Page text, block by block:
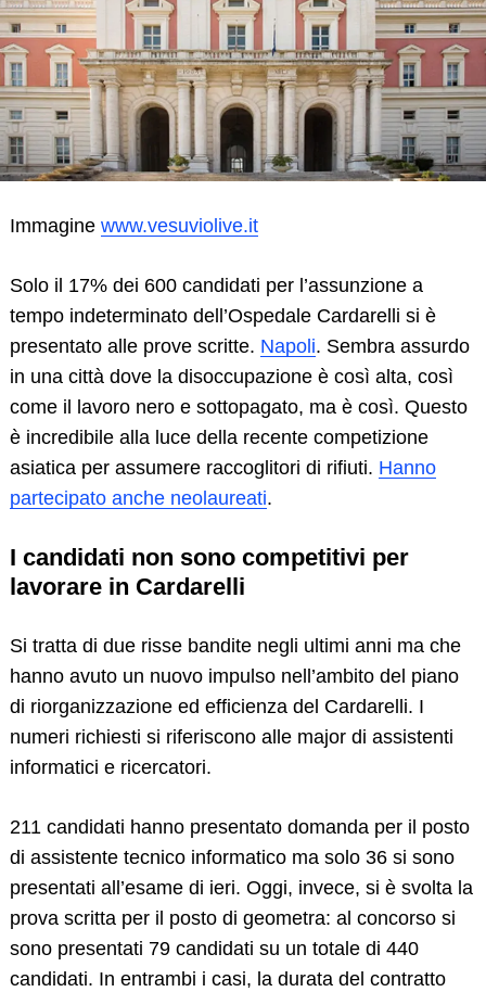
Immagine www.vesuviolive.it
Solo il 17% dei 600 candidati per l’assunzione a
tempo indeterminato dell’Ospedale Cardarelli si è
presentato alle prove scritte. Napoli. Sembra assurdo
in una città dove la disoccupazione è così alta, così
come il lavoro nero e sottopagato, ma è così. Questo
è incredibile alla luce della recente competizione
asiatica per assumere raccoglitori di rifiuti. Hanno
partecipato anche neolaureati.
I candidati non sono competitivi per
lavorare in Cardarelli
Si tratta di due risse bandite negli ultimi anni ma che
hanno avuto un nuovo impulso nell’ambito del piano
di riorganizzazione ed efficienza del Cardarelli. I
numeri richiesti si riferiscono alle major di assistenti
informatici e ricercatori.
211 candidati hanno presentato domanda per il posto
di assistente tecnico informatico ma solo 36 si sono
presentati all’esame di ieri. Oggi, invece, si è svolta la
prova scritta per il posto di geometra: al concorso si
sono presentati 79 candidati su un totale di 440
candidati. In entrambi i casi, la durata del contratto
Search